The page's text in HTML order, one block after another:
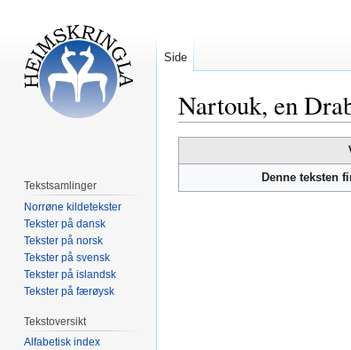
Nartouk, en
til
til
Denne teksten
Side
Tekstsamlinger
Norrøne kildetekster
Tekster på dansk
Tekster på norsk
Tekster på svensk
Tekster på islandsk
Tekster på færøysk
Tekstoversikt
Alfabetisk index